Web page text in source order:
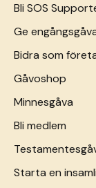
Bli SOS
Ge
Bidra som
Gåvoshop
Minnesgåva
Bli medlem
Starta en